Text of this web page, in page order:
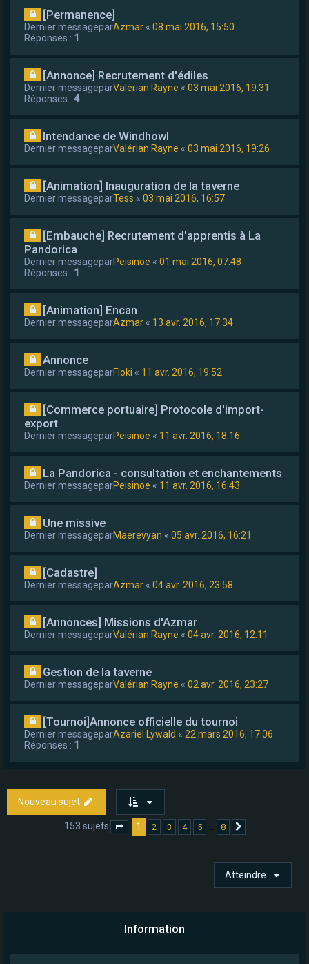
[Permanence]
Dernier messageparAzmar « 08 mai 2016, 15:50
Réponses : 1
[Annonce] Recrutement d'édiles
Dernier messageparValérian Rayne « 03 mai 2016, 19:31
Réponses : 4
Intendance de Windhowl
Dernier messageparValérian Rayne « 03 mai 2016, 19:26
[Animation] Inauguration de la taverne
Dernier messageparTess « 03 mai 2016, 16:57
[Embauche] Recrutement d'apprentis à La
Pandorica
Dernier messageparPeisinoe « 01 mai 2016, 07:48
Réponses : 1
[Animation] Encan
Dernier messageparAzmar « 13 avr. 2016, 17:34
Annonce
Dernier messageparFloki « 11 avr. 2016, 19:52
[Commerce portuaire] Protocole d'import-
export
Dernier messageparPeisinoe « 11 avr. 2016, 18:16
La Pandorica - consultation et enchantements
Dernier messageparPeisinoe « 11 avr. 2016, 16:43
Une missive
Dernier messageparMaerevyan « 05 avr. 2016, 16:21
[Cadastre]
Dernier messageparAzmar « 04 avr. 2016, 23:58
[Annonces] Missions d'Azmar
Dernier messageparValérian Rayne « 04 avr. 2016, 12:11
Gestion de la taverne
Dernier messageparValérian Rayne « 02 avr. 2016, 23:27
[Tournoi]Annonce officielle du tournoi
Dernier messageparAzariel Lywald « 22 mars 2016, 17:06
Réponses : 1
Nouveau sujet
153 sujets Page sur8
1 2 3 4 5 … 8
Atteindre
Information